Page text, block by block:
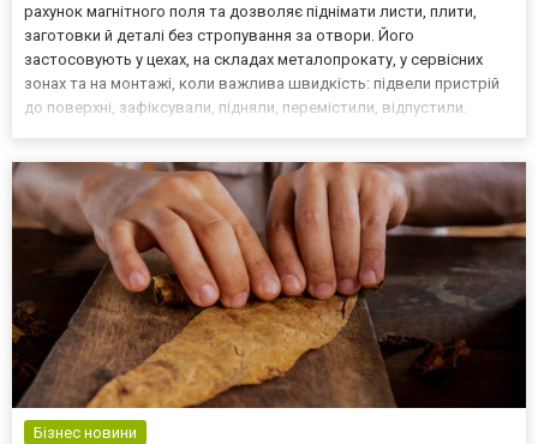
рахунок магнітного поля та дозволяє піднімати листи, плити,
заготовки й деталі без стропування за отвори. Його
застосовують у цехах, на складах металопрокату, у сервісних
зонах та на монтажі, коли важлива швидкість: підвели пристрій
до поверхні, зафіксували, підняли, перемістили, відпустили.
Бізнес новини